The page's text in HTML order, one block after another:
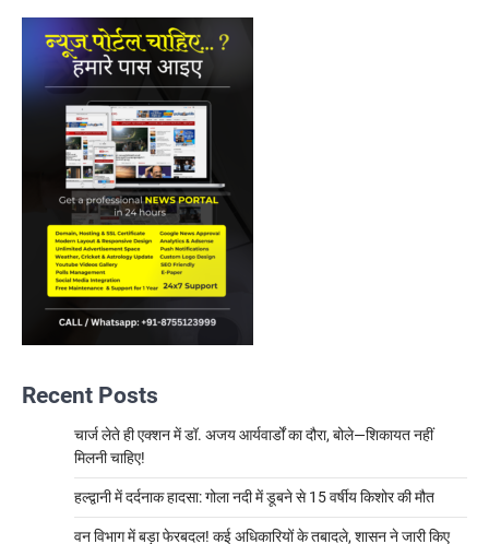
Recent Posts
चार्ज लेते ही एक्शन में डॉ. अजय आर्यवार्डों का दौरा, बोले—शिकायत नहीं
मिलनी चाहिए!
हल्द्वानी में दर्दनाक हादसा: गोला नदी में डूबने से 15 वर्षीय किशोर की मौत
वन विभाग में बड़ा फेरबदल! कई अधिकारियों के तबादले, शासन ने जारी किए